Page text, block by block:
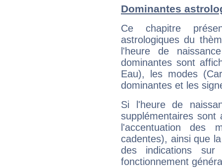
Dominantes
Ce chapitre
astrologiques du
l'heure de
dominantes sont
Eau), les modes
dominantes et les
Si l'heure de
supplémentaires sont
l'accentuation des
cadentes), ainsi que
des indications sur
fonctionnement